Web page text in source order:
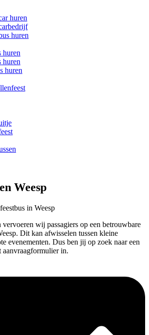
huren
huren
huren
huren
huren
Weesp
in Weesp
vervoeren wij passagiers op een betrouwbare
Dit kan afwisselen tussen kleine
evenementen. Dus ben jij op zoek naar een
aanvraagformulier in.